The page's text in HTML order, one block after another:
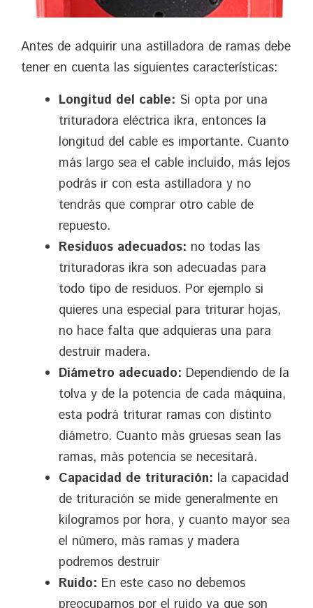
Antes de adquirir una astilladora de ramas debe
tener en cuenta las siguientes características:
Longitud del cable: Si opta por una
trituradora eléctrica ikra, entonces la
longitud del cable es importante. Cuanto
más largo sea el cable incluido, más lejos
podrás ir con esta astilladora y no
tendrás que comprar otro cable de
repuesto.
Residuos adecuados: no todas las
trituradoras ikra son adecuadas para
todo tipo de residuos. Por ejemplo si
quieres una especial para triturar hojas,
no hace falta que adquieras una para
destruir madera.
Diámetro adecuado: Dependiendo de la
tolva y de la potencia de cada máquina,
esta podrá triturar ramas con distinto
diámetro. Cuanto más gruesas sean las
ramas, más potencia se necesitará.
Capacidad de trituración: la capacidad
de trituración se mide generalmente en
kilogramos por hora, y cuanto mayor sea
el número, más ramas y madera
podremos destruir
Ruido: En este caso no debemos
preocuparnos por el ruido ya que son